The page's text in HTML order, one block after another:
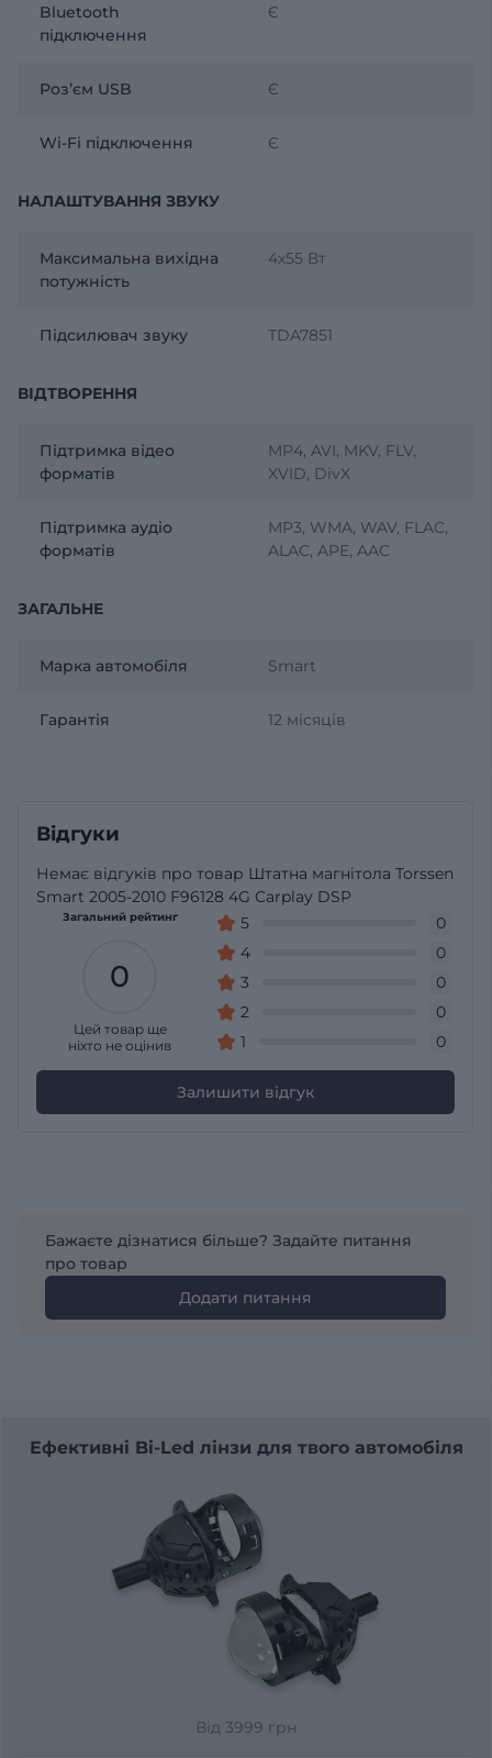
Bluetooth
підключення
Є
Розʼєм USB Є
Wi-Fi підключення Є
НАЛАШТУВАННЯ ЗВУКУ
Максимальна вихідна
потужність
4х55 Вт
Підсилювач звуку TDA7851
ВІДТВОРЕННЯ
Підтримка відео
форматів
MP4, AVI, MKV, FLV,
XVID, DivX
Підтримка аудіо
форматів
MP3, WMA, WAV, FLAC,
ALAC, APE, AAC
ЗАГАЛЬНЕ
Марка автомобіля Smart
Гарантія 12 місяців
Відгуки
Немає відгуків про товар Штатна магнітола Torssen
Smart 2005-2010 F96128 4G Carplay DSP
Загальний рейтинг
0
Цей товар ще
ніхто не оцінив
5
0
4
0
3
0
2
0
1
0
Залишити відгук
Бажаєте дізнатися більше? Задайте питання
про товар
Додати питання
Ефективні Bi-Led лінзи для твого автомобіля
Від 3999 грн